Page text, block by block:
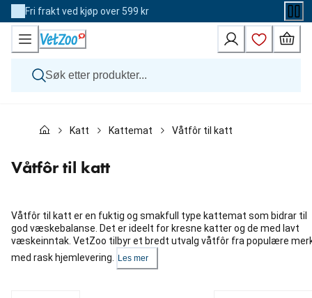
Skip
to
Content
Fri frakt ved kjøp over 599 kr
Katt
Andre dyr
Merker
Katt Kattemat Våtfôr til katt
Våtfôr til katt
Våtfôr til katt er en fuktig og smakfull type kattemat som bidrar til
god væskebalanse. Det er ideelt for kresne katter og de med lavt
væskeinntak. VetZoo tilbyr et bredt utvalg våtfôr fra populære
med rask hjemlevering.
Les mer